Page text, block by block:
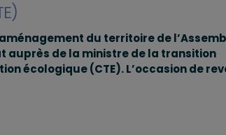
du territoire de
auprès de la ministre de la transition
écologique (CTE). L’occasion de